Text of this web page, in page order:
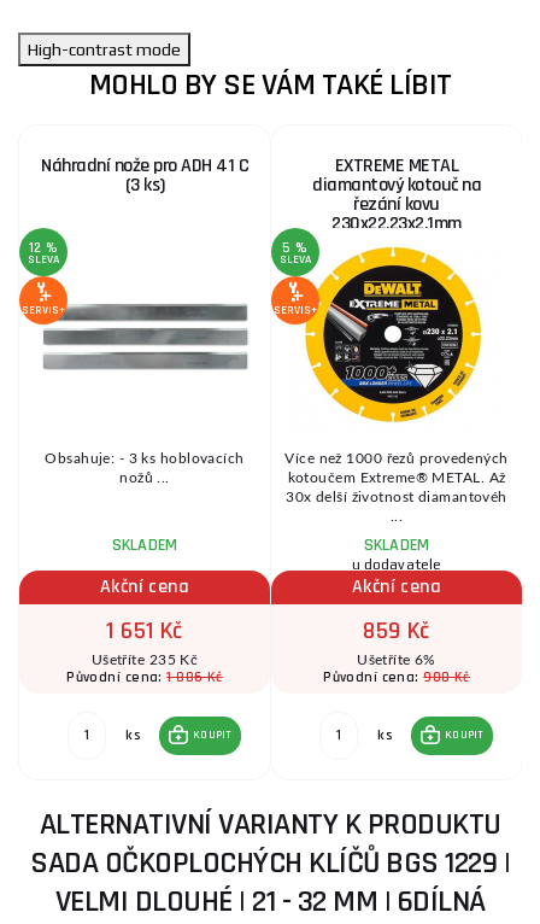
High-contrast mode
MOHLO BY SE VÁM TAKÉ LÍBIT
Náhradní nože pro ADH 41 C
(3 ks)
12 %
SLEVA
SERVIS+
Obsahuje: - 3 ks hoblovacích
nožů ...
SKLADEM
Akční cena
1 651 Kč
Ušetříte 235 Kč
Původní cena:1 886 Kč
ks KOUPIT
EXTREME METAL
diamantový kotouč na
řezání kovu
230x22,23x2,1mm
5 %
SLEVA
SERVIS+
Více než 1000 řezů provedených
kotoučem Extreme® METAL. Až
30x delší životnost diamantovéh
SKLADEM
u dodavatele
Akční cena
859 Kč
Ušetříte 6%
Původní cena:908 Kč
ks KOUPIT
ALTERNATIVNÍ VARIANTY K PRODUKTU
SADA OČKOPLOCHÝCH KLÍČŮ BGS 1229 |
VELMI DLOUHÉ | 21 - 32 MM | 6DÍLNÁ